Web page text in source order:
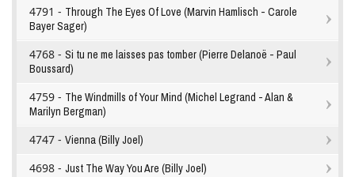
4791 - Through The Eyes Of Love (Marvin Hamlisch - Carole
Bayer Sager)
4768 - Si tu ne me laisses pas tomber (Pierre Delanoë - Paul
Boussard)
4759 - The Windmills of Your Mind (Michel Legrand - Alan &
Marilyn Bergman)
4747 - Vienna (Billy Joel)
4698 - Just The Way You Are (Billy Joel)